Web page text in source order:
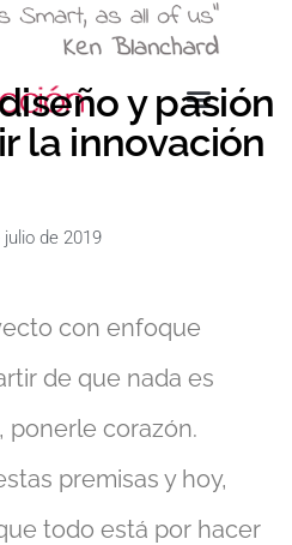
y pasión
la innovación
julio de 2019
con enfoque
de que nada es
ponerle corazón.
premisas y hoy,
todo está por hacer